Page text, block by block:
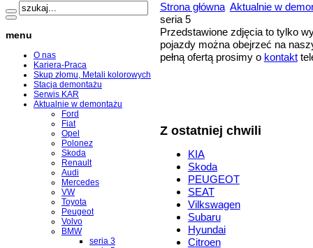
menu
O nas
Kariera-Praca
Skup złomu, Metali kolorowych
Stacja demontażu
Serwis KAR
Aktualnie w demontażu
Ford
Fiat
Opel
Polonez
Skoda
Renault
Audi
Mercedes
VW
Toyota
Peugeot
Volvo
BMW
seria 3
Strona główna Aktualnie w
seria 5
Przedstawione zdjęcia to tylko
pojazdy można obejrzeć na
pełną ofertą prosimy o kontakt
Z ostatniej chwili
KIA
Skoda
PEUGEOT
SEAT
Vilkswagen
Subaru
Hyundai
Citroen